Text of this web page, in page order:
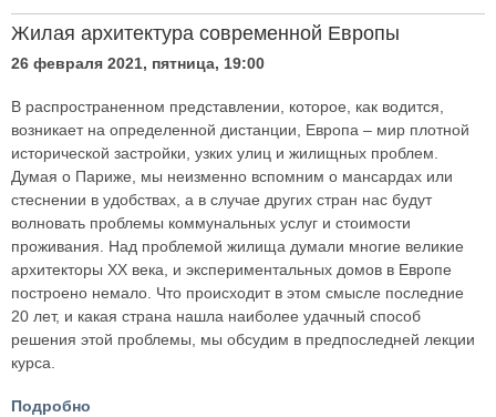
Жилая архитектура современной Европы
26 февраля 2021, пятница, 19:00
В распространенном представлении, которое, как водится,
возникает на определенной дистанции, Европа – мир плотной
исторической застройки, узких улиц и жилищных проблем.
Думая о Париже, мы неизменно вспомним о мансардах или
стеснении в удобствах, а в случае других стран нас будут
волновать проблемы коммунальных услуг и стоимости
проживания. Над проблемой жилища думали многие великие
архитекторы ХХ века, и экспериментальных домов в Европе
построено немало. Что происходит в этом смысле последние
20 лет, и какая страна нашла наиболее удачный способ
решения этой проблемы, мы обсудим в предпоследней лекции
курса.
Подробно